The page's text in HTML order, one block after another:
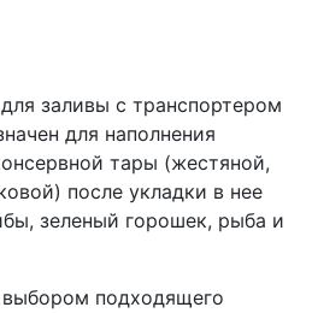
заливы с транспортером
для наполнения
тары (жестяной,
после укладки в нее
зеленый горошек, рыба и
выбором подходящего